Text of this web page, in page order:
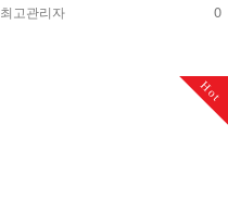
최고관리자 0
Hot